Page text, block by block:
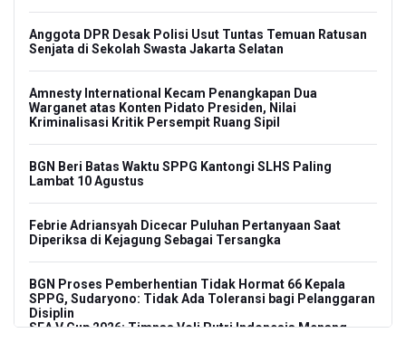
Anggota DPR Desak Polisi Usut Tuntas Temuan Ratusan
Senjata di Sekolah Swasta Jakarta Selatan
Amnesty International Kecam Penangkapan Dua
Warganet atas Konten Pidato Presiden, Nilai
Kriminalisasi Kritik Persempit Ruang Sipil
BGN Beri Batas Waktu SPPG Kantongi SLHS Paling
Lambat 10 Agustus
Febrie Adriansyah Dicecar Puluhan Pertanyaan Saat
Diperiksa di Kejagung Sebagai Tersangka
BGN Proses Pemberhentian Tidak Hormat 66 Kepala
SPPG, Sudaryono: Tidak Ada Toleransi bagi Pelanggaran
Disiplin
SEA V Cup 2026: Timnas Voli Putri Indonesia Menang